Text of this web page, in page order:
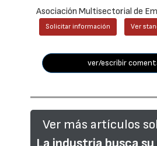
Asociación Multisectorial de
Solicitar información Ver
ver/escribir
Ver más artículos